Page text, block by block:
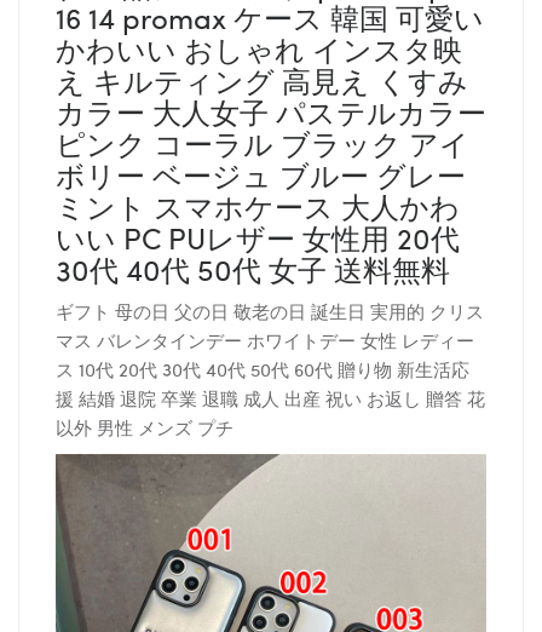
16 14 promax ケース 韓国 可愛い
かわいい おしゃれ インスタ映
え キルティング 高見え くすみ
カラー 大人女子 パステルカラー
ピンク コーラル ブラック アイ
ボリー ベージュ ブルー グレー
ミント スマホケース 大人かわ
いい PC PUレザー 女性用 20代
30代 40代 50代 女子 送料無料
ギフト 母の日 父の日 敬老の日 誕生日 実用的 クリス
マス バレンタインデー ホワイトデー 女性 レディー
ス 10代 20代 30代 40代 50代 60代 贈り物 新生活応
援 結婚 退院 卒業 退職 成人 出産 祝い お返し 贈答 花
以外 男性 メンズ プチ